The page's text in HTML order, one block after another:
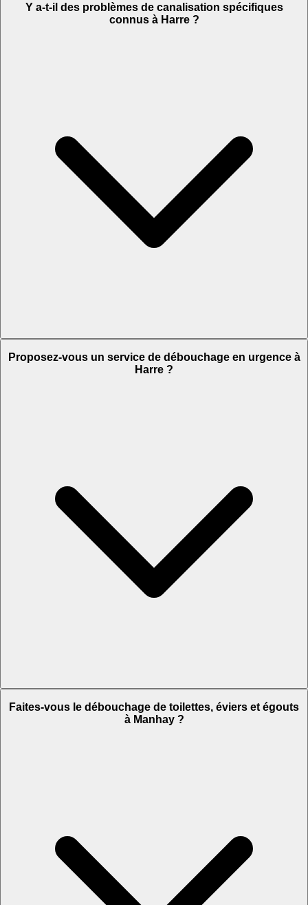
Y a-t-il des problèmes de canalisation spécifiques
connus à Harre ?
Proposez-vous un service de débouchage en urgence à
Harre ?
Faites-vous le débouchage de toilettes, éviers et égouts
à Manhay ?